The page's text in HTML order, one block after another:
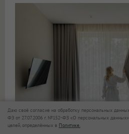
Даю своё согласие на обработку персональных
ФЗ от 27.07.2006 г. №152-ФЗ «О персональных
целей, определённых в Политике.